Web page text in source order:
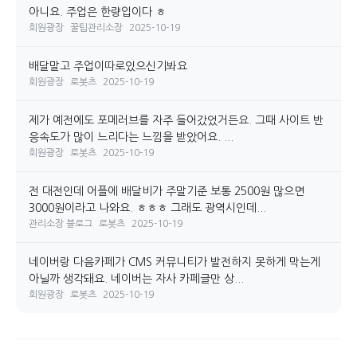
아니요. 주업은 한량입이다 ㅎ
회원광장 꿀팁관리소장 2025-10-19
배달말고 주업이따로있으신기봐요
회원광장 로봇츠 2025-10-19
제가 예전에도 포메러브를 자주 들어갔었거든요. 그때 사이트 반
응속도가 많이 느리다는 느낌을 받았어요. ...
회원광장 로봇츠 2025-10-19
전 대전인데 어플에 배달비가 주말기준 보통 2500원 많으면
3000원이라고 나와요. ㅎㅎㅎ 그래도 광역시인데...
관리소장 블로그 로봇츠 2025-10-19
네이버랑 다음카페가 CMS 커뮤니티가 발전하지 못하게 막는게
아닐까 생각돼요. 네이버는 자사 카페글만 상...
회원광장 로봇츠 2025-10-19